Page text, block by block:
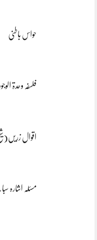
حواس باطنی
فلسفہ وحدۃ
اقوال
مسئلہ اشارہ